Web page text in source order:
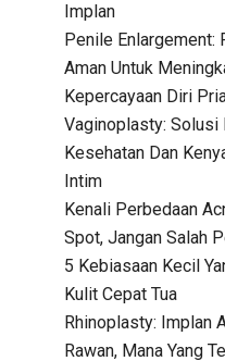
Implan
Penile Enlargement:
Aman Untuk
Kepercayaan Diri
Vaginoplasty: Solusi
Kesehatan Dan
Intim
Kenali Perbedaan
Spot, Jangan Salah
5 Kebiasaan Kecil
Kulit Cepat Tua
Rhinoplasty: Implan
Rawan, Mana Yang